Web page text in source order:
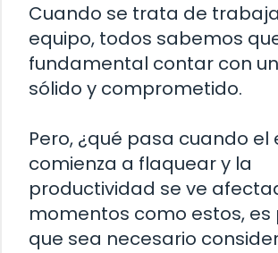
Cuando se trata de
equipo, todos sabemos
fundamental contar con
sólido y comprometido.
Pero, ¿qué pasa cuando el
comienza a flaquear y la
productividad se ve
momentos como estos, es
que sea necesario